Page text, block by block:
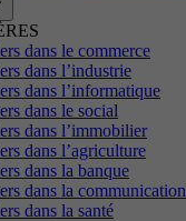
dans le commerce
dans l’industrie
dans l’informatique
dans le social
dans l’immobilier
dans l’agriculture
dans la banque
dans la communication
dans la santé